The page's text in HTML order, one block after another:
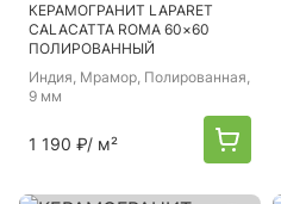
КЕРАМОГРАНИТ LAPARET
CALACATTA ROMA 60×60
ПОЛИРОВАННЫЙ
Индия, Мрамор, Полированная,
9 мм
1 190 ₽/ м²